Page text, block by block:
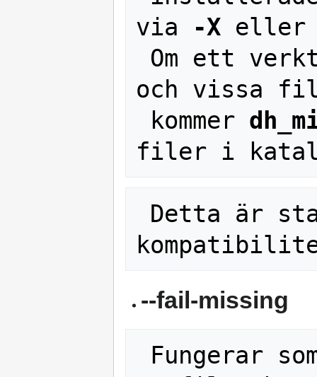
via
-X
och vissa
kommer
--fail-missing
Fungerar